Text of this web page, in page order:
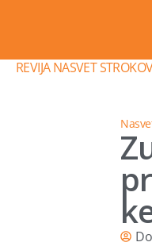
REVIJA NASVET